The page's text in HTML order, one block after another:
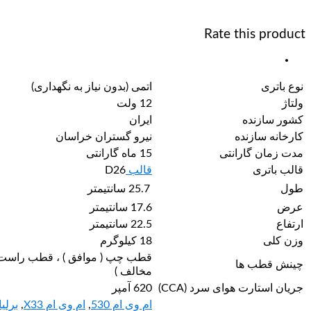
Rate this product
نوع باتری
اتمی (بدون نیاز به نگهداری)
ولتاژ
12 ولت
کشور سازنده
ایران
کارخانه سازنده
نیرو گستران خراسان
مدت زمان گارانتی
15 ماه گارانتی
قالب باتری
قالب D26
طول
25.7 سانتیمتر
عرض
17.6 سانتیمتر
ارتفاع
22.5 سانتیمتر
وزن کلی
18 کیلوگرم
چینش قطب ها
قطب چپ ( موافق ) ، قطب
مخالف )
جریان استارت هوای سرد (CCA)
620 آمپر
ام وی ام 530
, ام وی ام X33 ,